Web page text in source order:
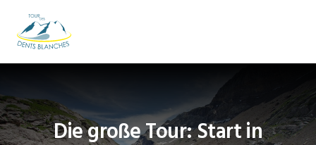
Hauptnavigation
springen
Inhalt
springen
Fußzeile
springen
Die große Tour: Start in